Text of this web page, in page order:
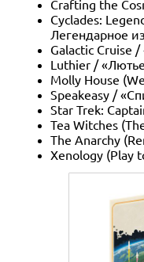
Crafting the
Cyclades:
Легендарное
Galactic Cruise
Luthier /
Molly House
Speakeasy /
Star Trek:
Tea Witches
The Anarchy
Xenology (Play